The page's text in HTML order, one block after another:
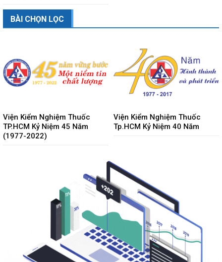
BÀI CHỌN LỌC
Viện Kiểm Nghiệm Thuốc
TP.HCM Kỷ Niệm 45 Năm
(1977-2022)
Viện Kiểm Nghiệm Thuốc
Tp.HCM Kỷ Niệm 40 Năm